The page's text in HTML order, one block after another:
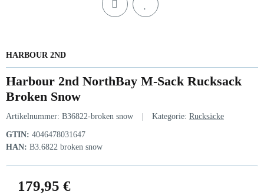
HARBOUR 2ND
Harbour 2nd NorthBay M-Sack Rucksack
Broken Snow
Artikelnummer: B36822-broken snow Kategorie: Rucksäcke
GTIN: 4046478031647
HAN: B3.6822 broken snow
179,95 €